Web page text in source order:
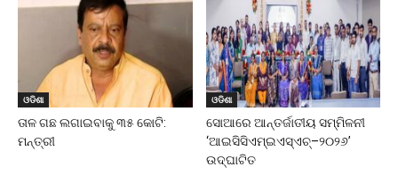
ଓଡିଶା
ତାଳ ଗଛ ଲଗାଇବାକୁ ୩୫ କୋଟି:
ମନ୍ତ୍ରୀ
ଓଡିଶା
ସୋଆରେ ଆନ୍ତର୍ଜାତୀୟ ସମ୍ମିଳନୀ
‘ଆଇସିସିଏମ୍‌ଇଏସ୍‌ଏଚ୍‌–୨୦୨୬’
ଉଦ୍‌ଘାଟିତ